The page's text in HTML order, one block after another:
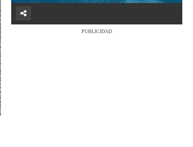
PUBLICIDAD